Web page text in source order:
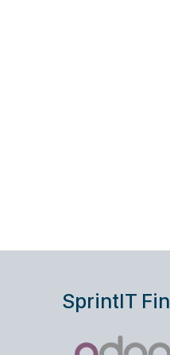
SprintIT